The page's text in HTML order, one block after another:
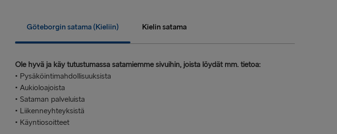
Göteborgin satama (Kieliin) Kielin satama
Ole hyvä ja käy tutustumassa satamiemme sivuihin, joista löydät mm. tietoa:
• Pysäköintimahdollisuuksista
• Aukioloajoista
• Sataman palveluista
• Liikenneyhteyksistä
• Käyntiosoitteet